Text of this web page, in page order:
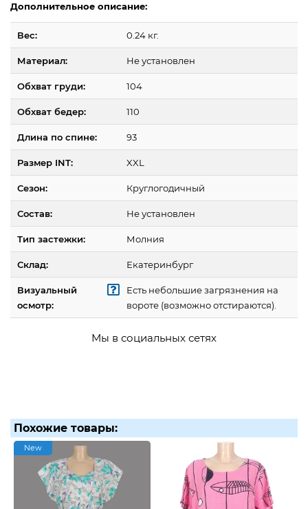
Дополнительное описание:
Вес: 0.24 кг.
Материал: Не установлен
Обхват груди: 104
Обхват бедер: 110
Длина по спине: 93
Размер INT: XXL
Сезон: Круглогодичный
Состав: Не установлен
Тип застежки: Молния
Склад: Екатеринбург
Визуальный
осмотр:
Есть небольшие загрязнения на
вороте (возможно отстираются).
Мы в социальных сетях
Похожие товары:
New